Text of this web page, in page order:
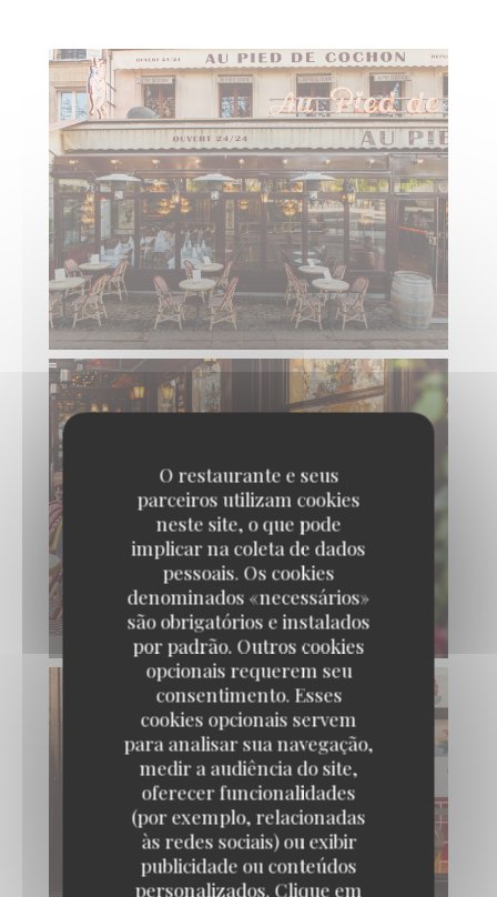
O restaurante e seus
parceiros utilizam cookies
neste site, o que pode
implicar na coleta de dados
pessoais. Os cookies
denominados «necessários»
são obrigatórios e instalados
por padrão. Outros cookies
opcionais requerem seu
consentimento. Esses
cookies opcionais servem
para analisar sua navegação,
medir a audiência do site,
oferecer funcionalidades
(por exemplo, relacionadas
às redes sociais) ou exibir
publicidade ou conteúdos
personalizados. Clique em